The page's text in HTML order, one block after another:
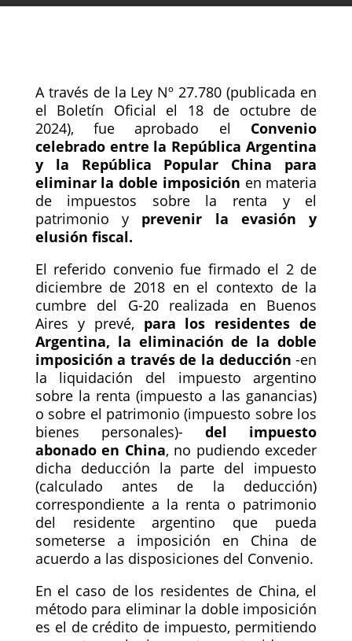
A través de la Ley Nº 27.780 (publicada en
el Boletín Oficial el 18 de octubre de
2024), fue aprobado el Convenio
celebrado entre la República Argentina
y la República Popular China para
eliminar la doble imposición en materia
de impuestos sobre la renta y el
patrimonio y prevenir la evasión y
elusión fiscal.
El referido convenio fue firmado el 2 de
diciembre de 2018 en el contexto de la
cumbre del G-20 realizada en Buenos
Aires y prevé, para los residentes de
Argentina, la eliminación de la doble
imposición a través de la deducción -en
la liquidación del impuesto argentino
sobre la renta (impuesto a las ganancias)
o sobre el patrimonio (impuesto sobre los
bienes personales)-del impuesto
abonado en China, no pudiendo exceder
dicha deducción la parte del impuesto
(calculado antes de la deducción)
correspondiente a la renta o patrimonio
del residente argentino que pueda
someterse a imposición en China de
acuerdo a las disposiciones del Convenio.
En el caso de los residentes de China, el
método para eliminar la doble imposición
es el de crédito de impuesto, permitiendo